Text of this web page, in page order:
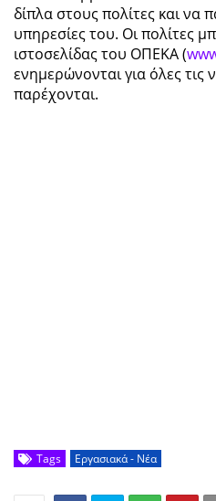
δίπλα στους πολίτες και να
υπηρεσίες του. Οι πολίτες
ιστοσελίδας του ΟΠΕΚΑ (
ενημερώνονται για όλες τις
παρέχονται.
Tags Εργασιακά - Νέα